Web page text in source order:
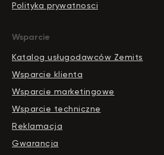
Polityka prywatnosci
Wsparcie
Katalog usługodawców Zemits
Wsparcie klienta
Wsparcie marketingowe
Wsparcie techniczne
Reklamacja
Gwarancja
© 2026 Zemits. Wszelkie prawa zastrzeżone
Szanowni Państwo informujemy, iż z dniem
formie ustrukturyzowanej za pośrednictwem